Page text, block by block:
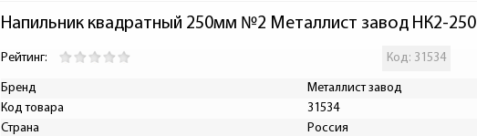
Напильник квадратный 250мм №2 Металлист завод НК2-250
Рейтинг: Код: 31534
Бренд
Металлист завод
Код товара
31534
Страна
Россия